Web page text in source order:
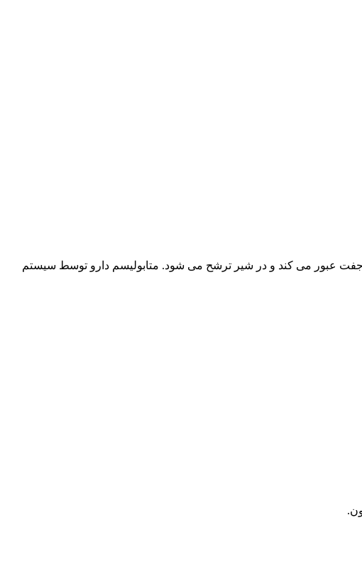
ای در بدن داشته، از جفت عبور می کند و در شیر ترشح می شود. متابولیسم دارو توسط سیستم